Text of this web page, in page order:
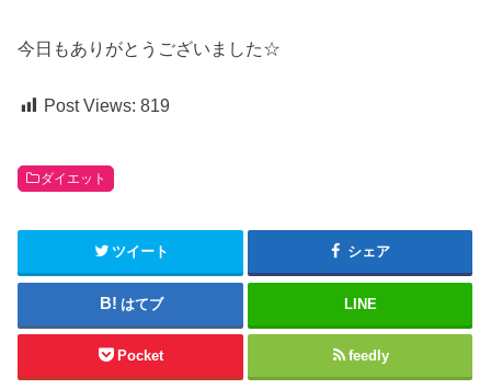
今日もありがとうございました☆
Post Views:819
ダイエット
ツイート シェア
はてブ LINE
Pocket feedly